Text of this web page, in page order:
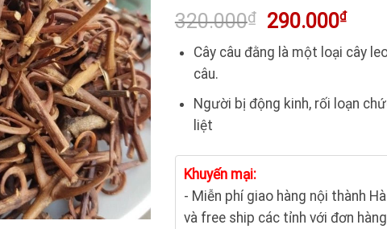
320.000₫
Giá
gốc
là:
290.000₫Giá
hiện
tại
Cây câu đằng là một loại cây
câu.
Người bị động kinh, rối loạn
liệt
Khuyến mại:
- Miễn phí giao hàng nội thành
và free ship các tỉnh với đơn